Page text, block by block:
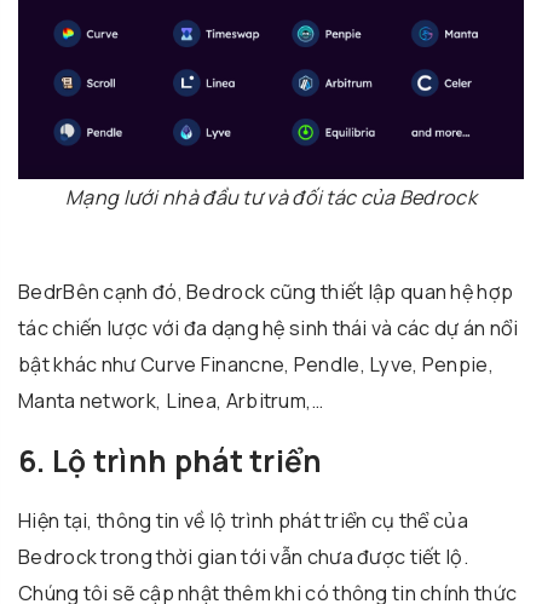
Mạng lưới nhà đầu tư và đối tác của Bedrock
BedrBên cạnh đó, Bedrock cũng thiết lập quan hệ hợp
tác chiến lược với đa dạng hệ sinh thái và các dự án nổi
bật khác như Curve Financne, Pendle, Lyve, Penpie,
Manta network, Linea, Arbitrum,…
6. Lộ trình phát triển
Hiện tại, thông tin về lộ trình phát triển cụ thể của
Bedrock trong thời gian tới vẫn chưa được tiết lộ.
Chúng tôi sẽ cập nhật thêm khi có thông tin chính thức